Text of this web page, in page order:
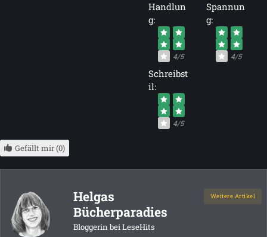
Handlun
g:
4/5
Spannun
g:
4/5
Schreibst
il:
4/5
Gefällt mir (0)
Helgas
Bücherparadies
Bloggerin bei LeseHits
Weitere Artikel